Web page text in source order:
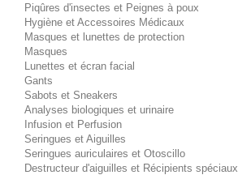
Piqûres d'insectes et Peignes à poux
Hygiène et Accessoires Médicaux
Masques et lunettes de protection
Masques
Lunettes et écran facial
Gants
Sabots et Sneakers
Analyses biologiques et urinaire
Infusion et Perfusion
Seringues et Aiguilles
Seringues auriculaires et Otoscillo
Destructeur d'aiguilles et Récipients spéciaux